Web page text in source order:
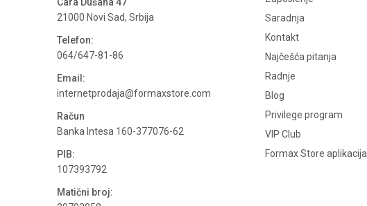
21000 Novi Sad, Srbija
Telefon:
064/647-81-86
Email:
internetprodaja@formaxstore.com
Račun
Banka Intesa 160-377076-62
PIB:
107393792
Matični broj:
Saradnja
Kontakt
Najčešća pitanja
Radnje
Blog
Privilege program
VIP Club
Formax Store aplikacija